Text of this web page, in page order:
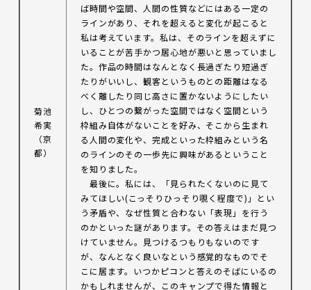
菊池
希実
（京
都）
ば時間や空間、人間の性質などにはある一定の
ラインがあり、それを超えると変化が起こると
私は考えています。私は、そのラインを超えずに
いることが苦手かつ居心地が悪いと思っていまし
た。作品の時間はなんとなく長過ぎたり短過ぎ
たりがいいし、観客というものとの距離はなる
べく離したり同じ高さに置かないようにしたい
し、ひとつの繋がった空間ではなく空間という
枠組み自体がないことを好み、そこから生まれ
る人間の変化や、完成といった枠組みという名
のラインのその一歩先に興味があるということ
を知りました。
最後に。私には、「見られたくないのに見て
みてほしい(こっそりひっそり覗く程度で)」とい
う矛盾や、なぜ性質と合わない「表現」を行う
のかといった謎があります。その答えはまだ見つ
けていません。見つけるつもりもないのです
が、なんとなく良いなという感覚的なものでそ
こに居ます。いつかピコンと答えのそばにいるの
かもしれませんが、このキャンプで得た情報と